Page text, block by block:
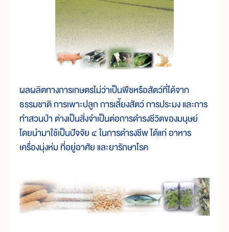
ผลผลิตทางการเกษตรไม่ว่าเป็นพืชหรือสัตว์ที่ได้จาก
ธรรมชาติ การเพาะปลูก การเลี้ยงสัตว์ การประมง และการ
ทำสวนป่า ต่างเป็นสิ่งจำเป็นต่อการดำรงชีวิตของมนุษย์
โดยนำมาใช้เป็นปัจจัย ๔ ในการดำรงชีพ ได้แก่ อาหาร
เครื่องนุ่งห่ม ที่อยู่อาศัย และยารักษาโรค